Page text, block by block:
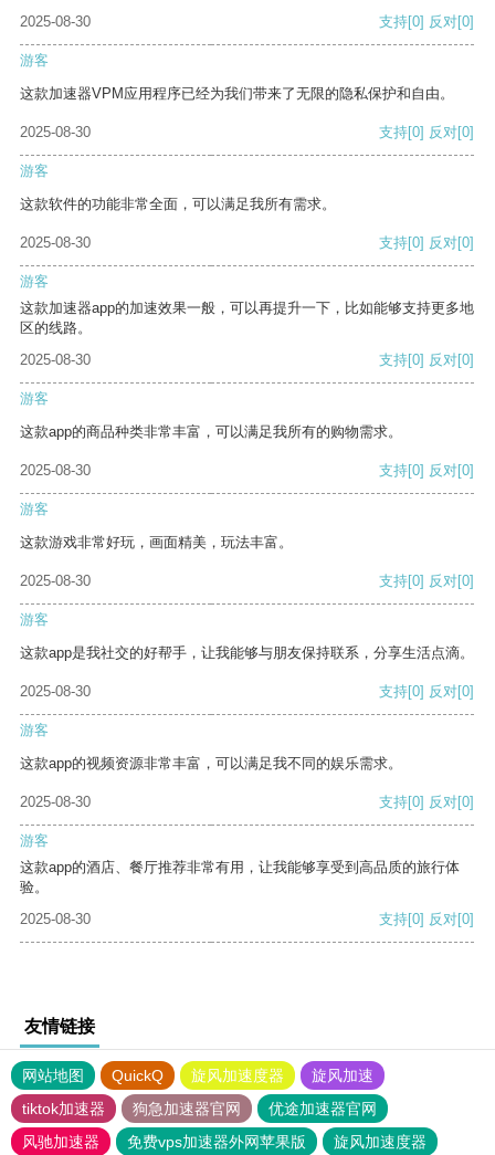
2025-08-30
支持[0] 反对[0]
游客
这款加速器VPM应用程序已经为我们带来了无限的隐私保护和自由。
2025-08-30 支持[0] 反对[0]
游客
这款软件的功能非常全面，可以满足我所有需求。
2025-08-30 支持[0] 反对[0]
游客
这款加速器app的加速效果一般，可以再提升一下，比如能够支持更多地
区的线路。
2025-08-30
支持[0] 反对[0]
游客
这款app的商品种类非常丰富，可以满足我所有的购物需求。
2025-08-30 支持[0] 反对[0]
游客
这款游戏非常好玩，画面精美，玩法丰富。
2025-08-30 支持[0] 反对[0]
游客
这款app是我社交的好帮手，让我能够与朋友保持联系，分享生活点滴。
2025-08-30 支持[0] 反对[0]
游客
这款app的视频资源非常丰富，可以满足我不同的娱乐需求。
2025-08-30 支持[0] 反对[0]
游客
这款app的酒店、餐厅推荐非常有用，让我能够享受到高品质的旅行体
验。
2025-08-30
支持[0] 反对[0]
友情链接
网站地图 QuickQ 旋风加速度器
旋风加速
tiktok加速器
狗急加速器官网
优途加速器官网
风驰加速器
免费vps加速器外网苹果版 旋风加速度器